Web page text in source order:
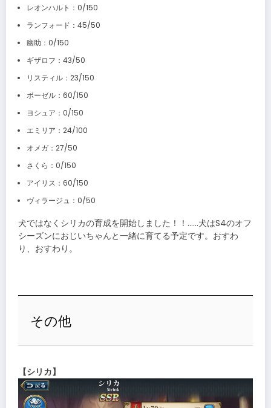
レオンハルト：0/150
ランフォード：45/50
幽助：0/150
ギザロフ：43/50
リスティル：23/150
ボーゼル：60/150
ヨシュア：0/150
エミリア：24/100
オメガ：27/50
さくら：0/150
アイリス：60/150
ヴィラージュ：0/50
犬ではなくシリカの育成を開始しました！！……犬はS4のオフ
シーズンにおじいちゃんと一緒に育てる予定です。おすわ
り、おすわり。
その他
【シリカ】